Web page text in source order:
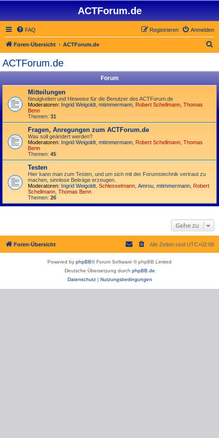
ACTForum.de
FAQ Anmelden
Registrieren
Foren-Übersicht ACTForum.de
ACTForum.de
Forum
Mitteilungen
Neuigkeiten und Hinweise für die Benutzer des ACTForum.de
Moderatoren: Ingrid Weigoldt mtimmermann Robert Schellmann Thomas
Benn
Themen: 31
Fragen, Anregungen zum ACTForum.de
Was soll geändert werden?
Moderatoren: Ingrid Weigoldt mtimmermann Robert Schellmann Thomas
Benn
Themen: 45
Testen
Hier kann man zum Testen, und um sich mit der Forumstechnik vertraut zu
machen, sinnlose Beiträge erzeugen.
Moderatoren: Ingrid Weigoldt Schlesselmann Amrou mtimmermann Robert
Schellmann Thomas Benn
Themen: 26
Gehe zu
Foren-Übersicht Alle Zeiten sind UTC+02:00
Powered by phpBB® Forum Software © phpBB Limited
Deutsche Übersetzung durch phpBB.de
Datenschutz| Nutzungsbedingungen